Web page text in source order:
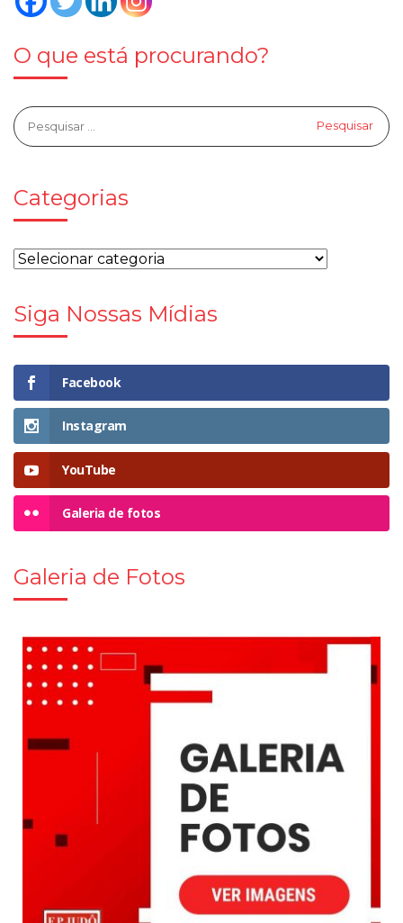
O que está procurando?
Categorias
Siga Nossas Mídias
Facebook
Instagram
YouTube
Galeria de fotos
Galeria de Fotos